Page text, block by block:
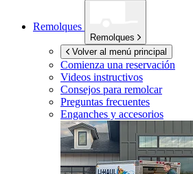
Remolques
Remolques
Volver al menú principal
Comienza una reservación
Videos instructivos
Consejos para remolcar
Preguntas frecuentes
Enganches y accesorios